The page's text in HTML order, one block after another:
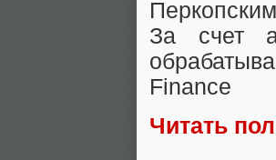
Перкопским
За счет
Finance
Читать